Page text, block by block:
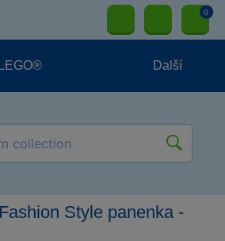
0
LEGO® Další
Style panenka -